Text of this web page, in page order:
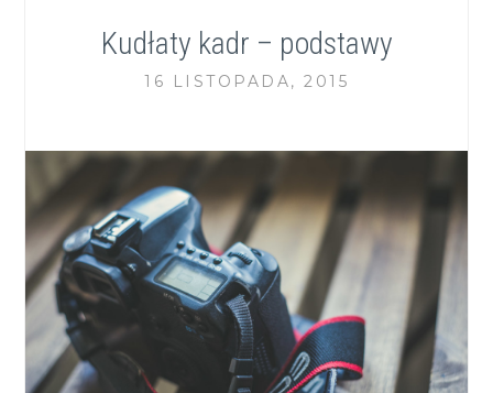
Kudłaty kadr – podstawy
16 LISTOPADA, 2015